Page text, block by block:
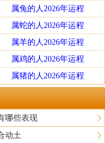
属兔的人2026年运程
属蛇的人2026年运程
属羊的人2026年运程
属鸡的人2026年运程
属猪的人2026年运程
哪些表现
动土